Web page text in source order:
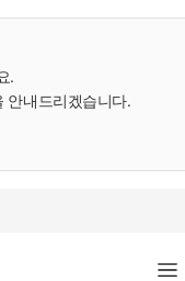
.
안내드리겠습니다.